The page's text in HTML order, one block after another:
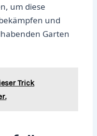
um diese
und
Garten
Trick